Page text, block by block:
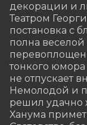
декорации и
Театром
постановка с
полна
тонкого
не отпускает
Немолодой и
решил удачно
Ханума